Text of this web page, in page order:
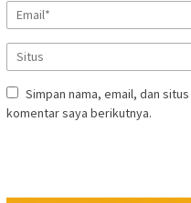
Simpan nama, email, dan
komentar saya berikutnya.